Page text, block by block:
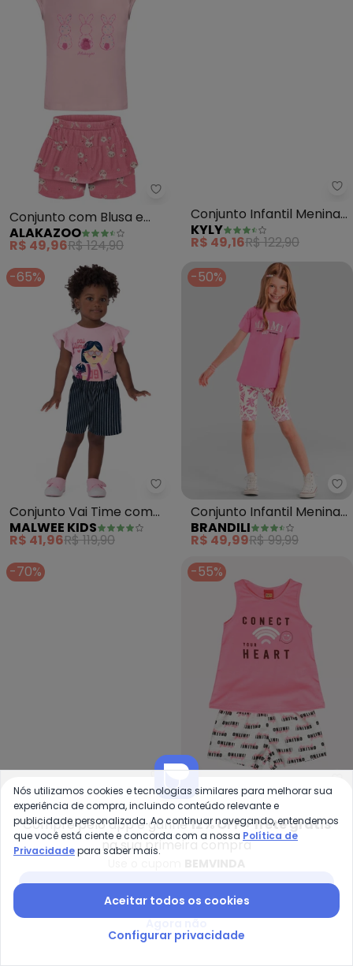
Alakazoo - Conjunto com
Conjunto com Blusa e
Shorts Saia Estampado
(Rosa)
ALAKAZOO
R$ 49,96R$ 124,90
Conjunto Infantil Menina
Libélula (Rosa)
KYLY
R$ 49,16R$ 122,90
-65%
Malwee Kids - Conjunto Vai
Conjunto Vai Time com
Bordado (Rosa Claro)
MALWEE KIDS
R$ 41,96R$ 119,90
-50%
Conjunto Infantil Menina
com Strass (Rosa)
BRANDILI
R$ 49,99R$ 99,99
-70%
Guloseima - Conjunto Blusa e
Conjunto Blusa e Short
em Cotton (Rosa)
GULOSEIMA
A partir deR$ 34,47R$ 114,90
-55%
Conjunto Infantil Menina
Lettering (Pink)
KYLY
R$ 31,45R$ 69,90
Compre pelo app e ganhe12% OFF + frete grátis
na sua primeira compra
Nós utilizamos cookies e tecnologias similares para melhorar sua
experiência de compra, incluindo conteúdo relevante e
publicidade personalizada. Ao continuar navegando, entendemos
que você está ciente e concorda com a nossa Política de
Privacidadepara saber mais.
Aceitar todos os cookies
Configurar privacidade